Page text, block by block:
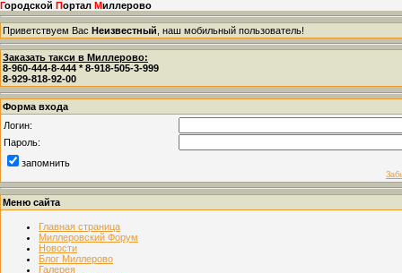
Городской Портал Миллерово
Приветствуем Вас Неизвестный , наш мобильный пользователь!
Заказать такси в Миллерово:
8-960-444-8-444 * 8-918-505-3-999
8-929-818-92-00
Форма входа
Логин:
Пароль:
запомнить
Меню сайта
Главная страница
Миллеровский Форум
Новости
Блог Миллерово
Галерея